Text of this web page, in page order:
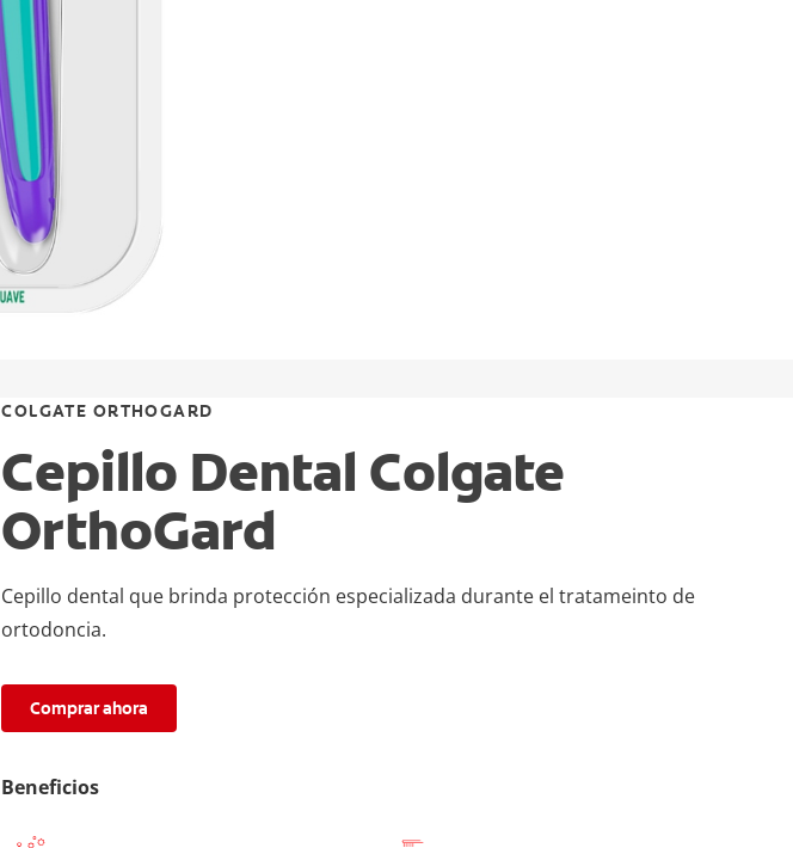
COLGATE ORTHOGARD
Cepillo Dental Colgate
OrthoGard
Cepillo dental que brinda protección especializada durante el tratameinto de
ortodoncia.
Comprar ahora
Beneficios